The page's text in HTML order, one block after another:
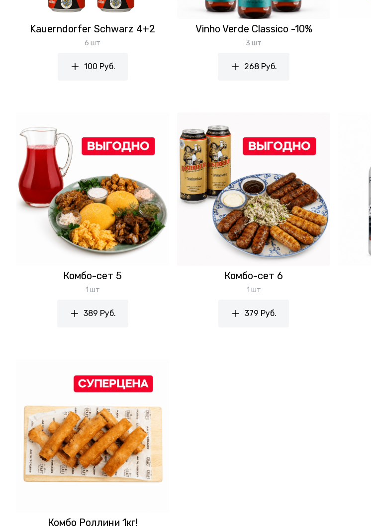
Kauerndorfer Schwarz 4+2
6 шт
100 Руб.
Vinho Verde Classico -10%
3 шт
268 Руб.
Комбо-сет 5
1 шт
389 Руб.
Комбо-сет 6
1 шт
379 Руб.
Комбо Роллини 1кг!